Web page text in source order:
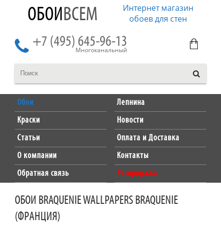
ОБОИВСЕМ
Интернет магазин
обоев для стен
+7 (495) 645-96-13
Многоканальный
Обои
Лепнина
Краски
Новости
Статьи
Оплата и Доставка
О компании
Контакты
Обратная связь
Распродажа
ОБОИ BRAQUENIE WALLPAPERS BRAQUENIE
(ФРАНЦИЯ)